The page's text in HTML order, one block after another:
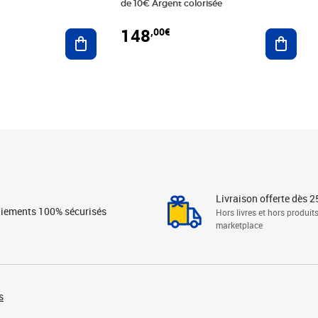
Ajouter au panier
de 10€ Argent colorisée
148,00€
100% sécurisés
Livraison offerte dès
Hors livres et hors produits
marketplace